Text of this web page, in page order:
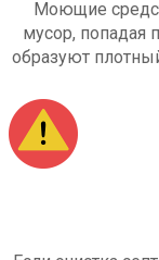
Моющие
мусор, попадая
образуют